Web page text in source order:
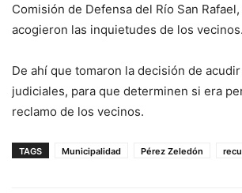
Comisión de Defensa del Río San
acogieron las inquietudes de los vecinos.
De ahí que tomaron la decisión de
judiciales, para que determinen si era
reclamo de los vecinos.
TAGS Municipalidad Pérez Zeledón